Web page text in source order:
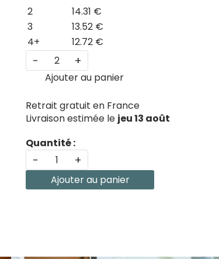
2
14.31 €
3
13.52 €
4+
12.72 €
- +
Ajouter au panier
Retrait gratuit en France
Livraison estimée le jeu 13 août
Quantité :
- +
Ajouter au panier